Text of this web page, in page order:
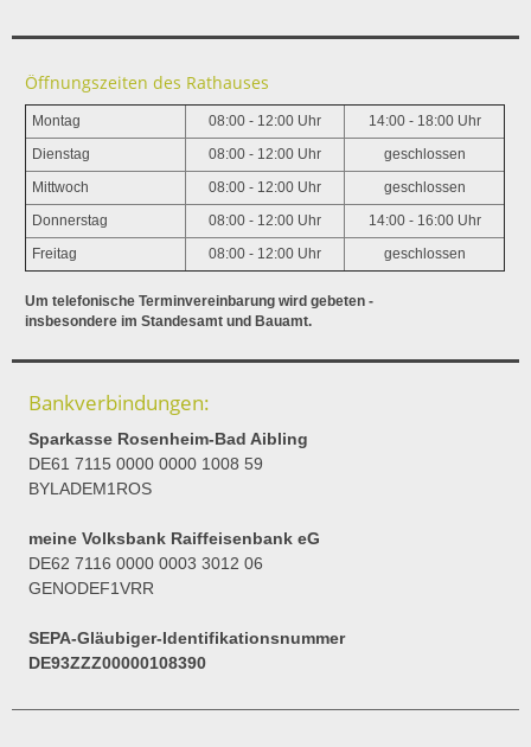
Öffnungszeiten des Rathauses
Montag 08:00 - 12:00 Uhr 14:00 - 18:00 Uhr
Dienstag 08:00 - 12:00 Uhr geschlossen
Mittwoch 08:00 - 12:00 Uhr geschlossen
Donnerstag 08:00 - 12:00 Uhr 14:00 - 16:00 Uhr
Freitag 08:00 - 12:00 Uhr geschlossen
Um telefonische Terminvereinbarung wird gebeten -
insbesondere im Standesamt und Bauamt.
Bankverbindungen:
Sparkasse Rosenheim-Bad Aibling
DE61 7115 0000 0000 1008 59
BYLADEM1ROS
meine Volksbank Raiffeisenbank eG
DE62 7116 0000 0003 3012 06
GENODEF1VRR
SEPA-Gläubiger-Identifikationsnummer
DE93ZZZ00000108390